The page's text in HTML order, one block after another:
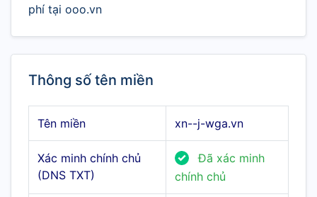
phí tại ooo.vn
Thông số tên miền
Tên miền xn--j-wga.vn
Xác minh chính chủ
(DNS TXT)
Đã xác minh
chính chủ